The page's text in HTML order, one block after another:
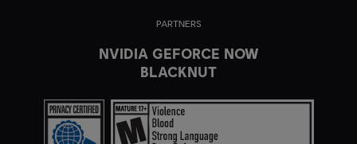
PARTNERS
NVIDIA GEFORCE NOW
BLACKNUT